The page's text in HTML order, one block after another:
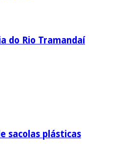
do Rio Tramandaí
sacolas plásticas